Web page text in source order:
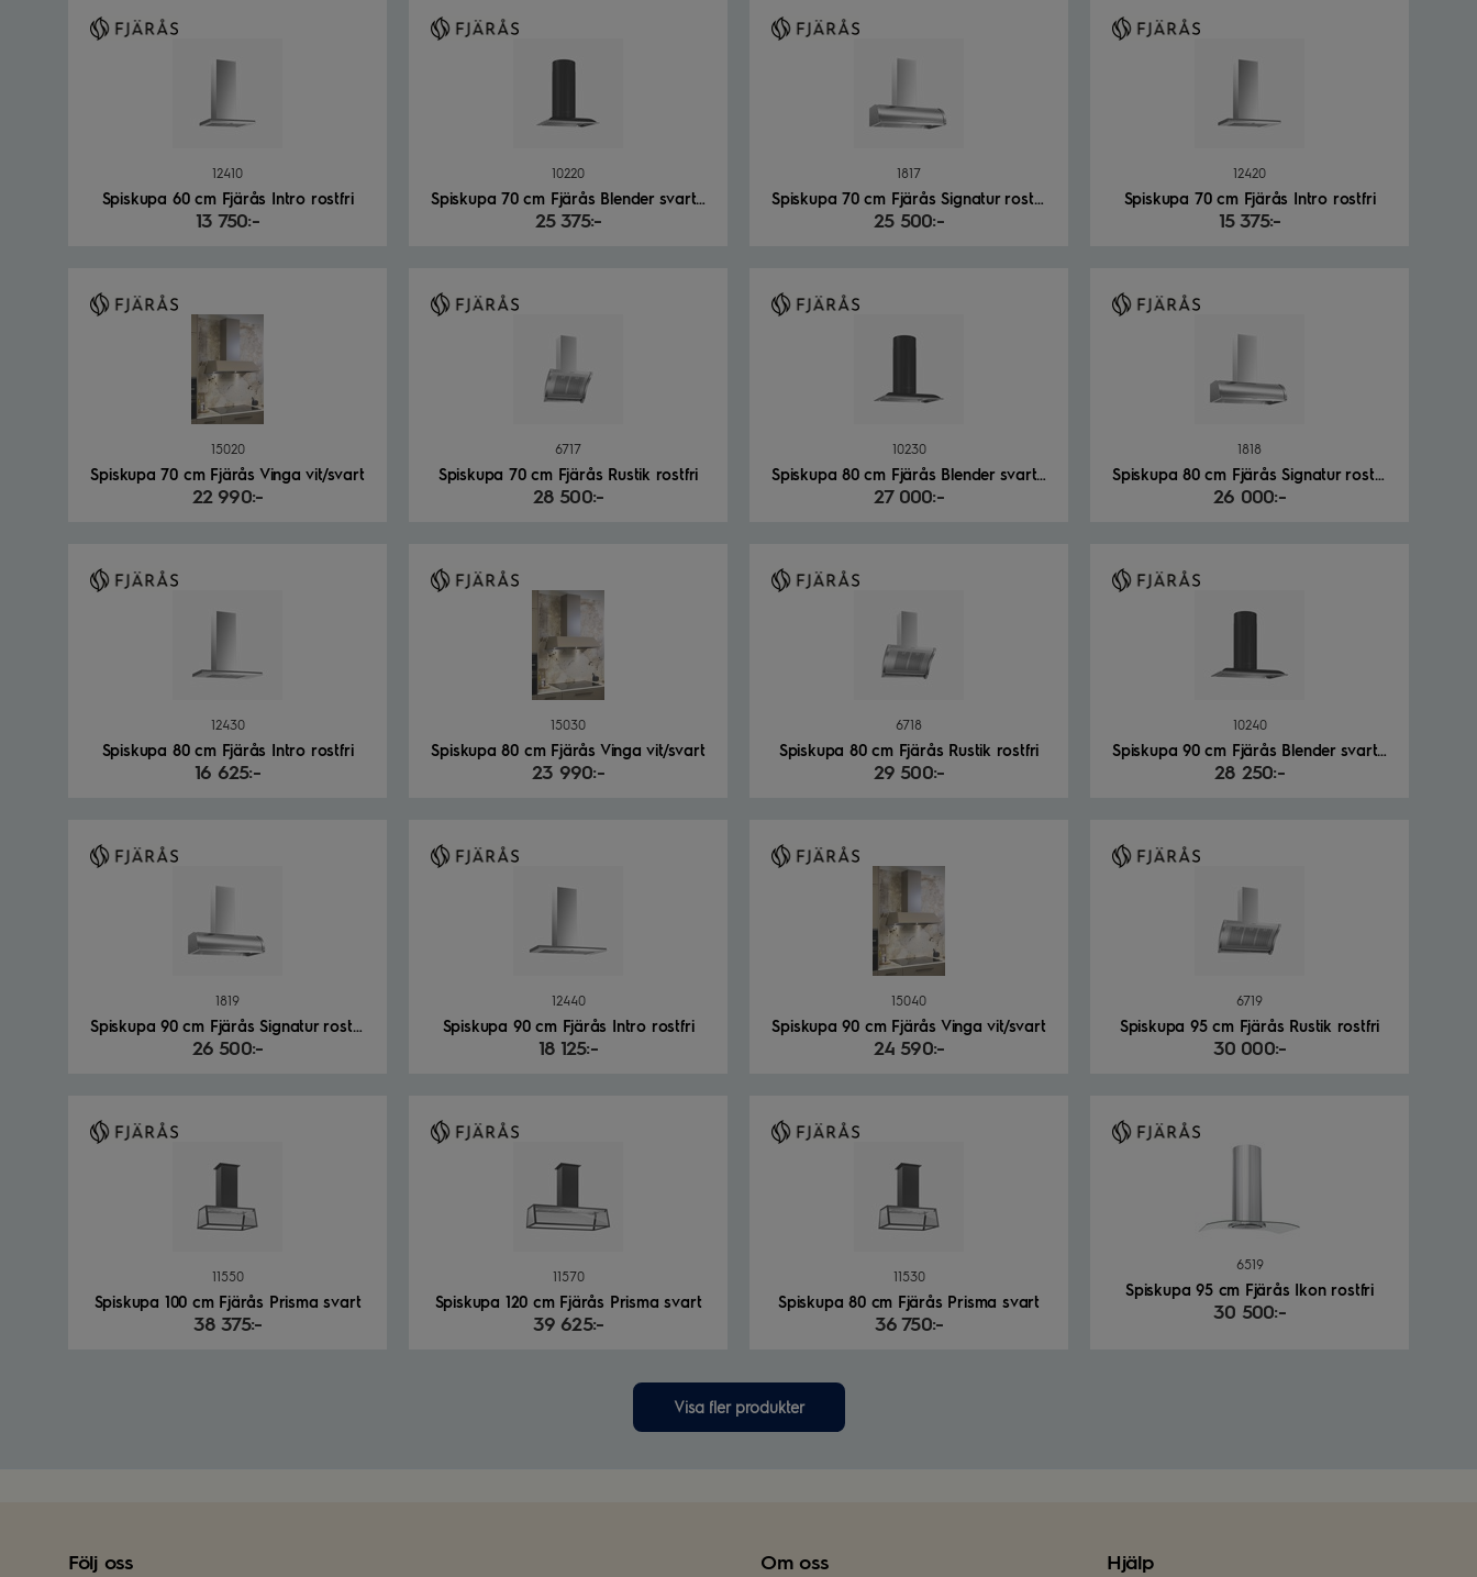
12410
Spiskupa 60 cm Fjärås Intro rostfri
13 750:-
10220
Spiskupa 70 cm Fjärås Blender svart/vit
25 375:-
1817
25 500:-
12420
Spiskupa 70 cm Fjärås Intro rostfri
15 375:-
15020
Spiskupa 70 cm Fjärås Vinga vit/svart
22 990:-
6717
Spiskupa 70 cm Fjärås Rustik rostfri
28 500:-
10230
Spiskupa 80 cm Fjärås Blender svart/vit
27 000:-
1818
26 000:-
12430
Spiskupa 80 cm Fjärås Intro rostfri
16 625:-
15030
Spiskupa 80 cm Fjärås Vinga vit/svart
23 990:-
6718
Spiskupa 80 cm Fjärås Rustik rostfri
29 500:-
10240
Spiskupa 90 cm Fjärås Blender svart/vit
28 250:-
1819
Spiskupa 90 cm Fjärås Signatur rostfri
26 500:-
12440
Spiskupa 90 cm Fjärås Intro rostfri
18 125:-
15040
Spiskupa 90 cm Fjärås Vinga vit/svart
24 590:-
6719
Spiskupa 95 cm Fjärås Rustik rostfri
30 000:-
11550
Spiskupa 100 cm Fjärås Prisma svart
38 375:-
11570
Spiskupa 120 cm Fjärås Prisma svart
39 625:-
11530
Spiskupa 80 cm Fjärås Prisma svart
36 750:-
6519
Spiskupa 95 cm Fjärås Ikon rostfri
30 500:-
Visa fler produkter
Följ oss Om oss Hjälp